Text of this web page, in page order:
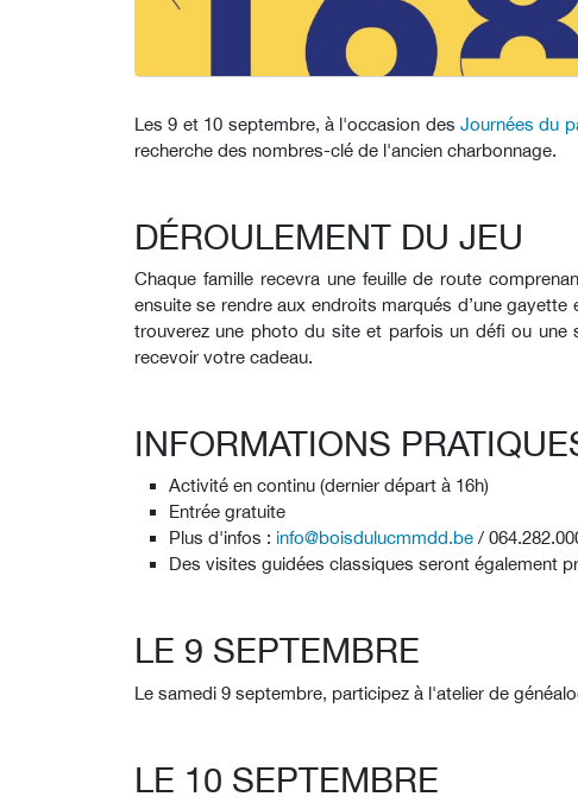
Les 9 et 10 septembre, à l'occasion desJournées du
recherche des nombres-clé de l'ancien charbonnage.
DÉROULEMENT DU JEU
Chaque famille recevra une feuille de route
ensuite se rendre aux endroits marqués d’une
trouverez une photo du site et parfois un défi ou
recevoir votre cadeau.
INFORMATIONS
Activité en continu (dernier départ à 16h)
Entrée gratuite
Plus d'infos : info@boisdulucmmdd.be /
Des visites guidées classiques seront également
LE 9 SEPTEMBRE
Le samedi 9 septembre, participez à l'atelier de
LE 10 SEPTEMBRE